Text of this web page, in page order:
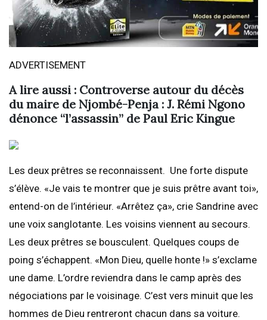
ADVERTISEMENT
A lire aussi : Controverse autour du décès
du maire de Njombé-Penja : J. Rémi Ngono
dénonce “l’assassin” de Paul Eric Kingue
Les deux prêtres se reconnaissent. Une forte dispute
s’élève. «Je vais te montrer que je suis prêtre avant toi»,
entend-on de l’intérieur. «Arrêtez ça», crie Sandrine avec
une voix sanglotante. Les voisins viennent au secours.
Les deux prêtres se bousculent. Quelques coups de
poing s’échappent. «Mon Dieu, quelle honte !» s’exclame
une dame. L’ordre reviendra dans le camp après des
négociations par le voisinage. C’est vers minuit que les
hommes de Dieu rentreront chacun dans sa voiture.